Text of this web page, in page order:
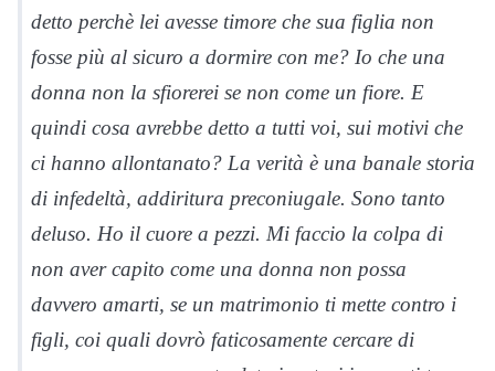
detto perchè lei avesse timore che sua figlia non
fosse più al sicuro a dormire con me? Io che una
donna non la sfiorerei se non come un fiore. E
quindi cosa avrebbe detto a tutti voi, sui motivi che
ci hanno allontanato? La verità è una banale storia
di infedeltà, addiritura preconiugale. Sono tanto
deluso. Ho il cuore a pezzi. Mi faccio la colpa di
non aver capito come una donna non possa
davvero amarti, se un matrimonio ti mette contro i
figli, coi quali dovrò faticosamente cercare di